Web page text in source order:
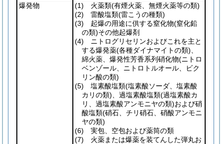
爆発物
(1) 火薬類(有煙火薬、無煙火薬等の類)
(2) 雷酸塩類(雷こうの種類)
(3) 起爆の用途に供する窒化物(窒化鉛
の類)その他起爆剤
(4) ニトログリセリンおよびこれを主と
する爆発薬(各種ダイナマイトの類)
綿火薬、爆発性芳香系列硝化物(ニトロ
ベンゾール、ニトロトルオール、ビク
リン酸の類)
(5) 塩素酸塩類(塩素酸ソーダ、塩素酸
カリの類) 、過塩素酸塩類(過塩素酸カ
リ、過塩素酸アンモニヤの類)および硝
酸塩類(硝石、チリ硝石、硝酸アンモニ
ヤの類)
(6) 実包、空包および薬筒の類
(7) 火薬または爆薬を装てんした弾丸お